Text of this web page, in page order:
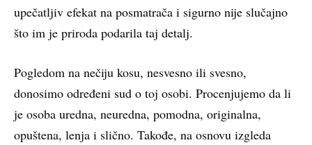
upečatljiv efekat na posmatrača i sigurno nije slučajno
što im je priroda podarila taj detalj.
Pogledom na nečiju kosu, nesvesno ili svesno,
donosimo određeni sud o toj osobi. Procenjujemo da li
je osoba uredna, neuredna, pomodna, originalna,
opuštena, lenja i slično. Takođe, na osnovu izgleda